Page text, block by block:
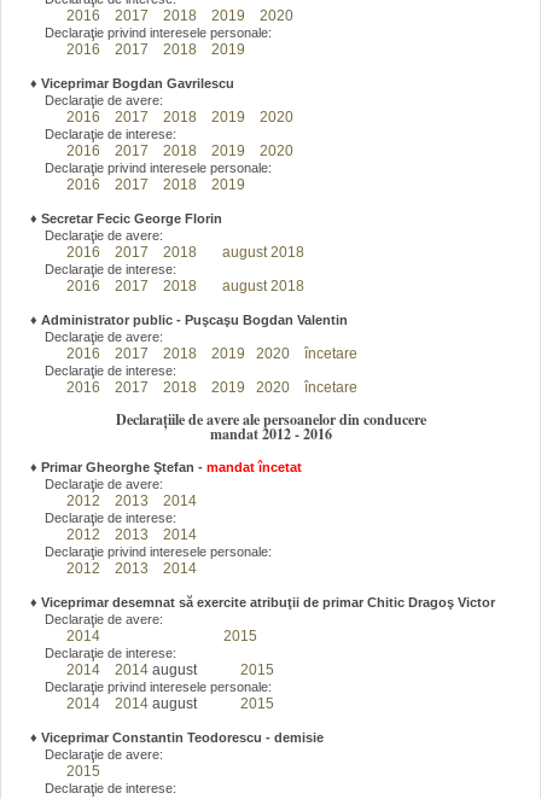
2016 2017 2018 2019 2020
Declaraţie privind interesele personale:
2016 2017 2018 2019
♦ Viceprimar Bogdan Gavrilescu
Declaraţie de avere:
2016 2017 2018 2019 2020
Declaraţie de interese:
2016 2017 2018 2019 2020
Declaraţie privind interesele personale:
2016 2017 2018 2019
♦ Secretar Fecic George Florin
Declaraţie de avere:
2016 2017 2018 august 2018
Declaraţie de interese:
2016 2017 2018 august 2018
♦ Administrator public - Puşcaşu Bogdan Valentin
Declaraţie de avere:
2016 2017 2018 2019 2020 încetare
Declaraţie de interese:
2016 2017 2018 2019 2020 încetare
Declarațiile de avere ale persoanelor din conducere
mandat 2012 - 2016
♦ Primar Gheorghe Ştefan - mandat încetat
Declaraţie de avere:
2012 2013 2014
Declaraţie de interese:
2012 2013 2014
Declaraţie privind interesele personale:
2012 2013 2014
♦ Viceprimar desemnat să exercite atribuţii de primar Chitic Dragoş Victor
Declaraţie de avere:
2014 2015
Declaraţie de interese:
2014 2014 august 2015
Declaraţie privind interesele personale:
2014 2014 august 2015
♦ Viceprimar Constantin Teodorescu - demisie
Declaraţie de avere:
2015
Declaraţie de interese: